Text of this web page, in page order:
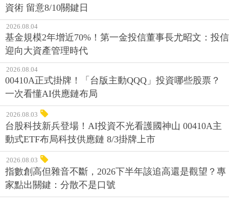
資術 留意8/10關鍵日
2026.08.04
基金規模2年增近70%！第一金投信董事長尤昭文：投信
迎向大資產管理時代
2026.08.04
00410A正式掛牌！「台版主動QQQ」投資哪些股票？
一次看懂AI供應鏈布局
2026.08.03
台股科技新兵登場！AI投資不光看護國神山 00410A主
動式ETF布局科技供應鏈 8/3掛牌上市
2026.08.03
指數創高但雜音不斷，2026下半年該追高還是觀望？專
家點出關鍵：分散不是口號